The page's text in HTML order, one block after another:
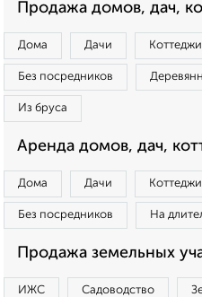
Продажа домов, дач,
Дома Дачи Коттеджи
Без посредников
Из бруса
Аренда домов, дач,
Дома Дачи Коттеджи
Без посредников На
Продажа земельных
ИЖС Садоводство